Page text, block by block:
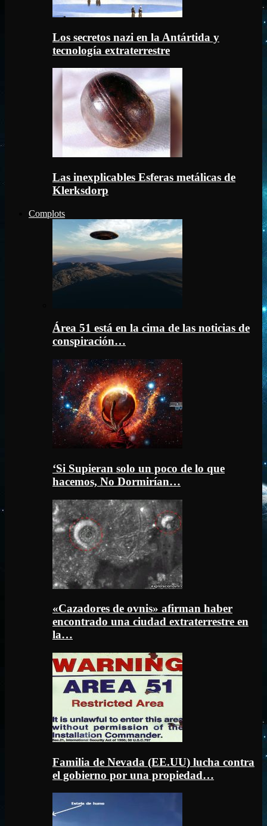
Los secretos nazi en la Antártida y
tecnología extraterrestre
Las inexplicables Esferas metálicas de
Klerksdorp
Complots
Área 51 está en la cima de las noticias de
conspiración…
‘Si Supieran solo un poco de lo que
hacemos, No Dormirían…
«Cazadores de ovnis» afirman haber
encontrado una ciudad extraterrestre en
la…
Familia de Nevada (EE.UU) lucha contra
el gobierno por una propiedad…